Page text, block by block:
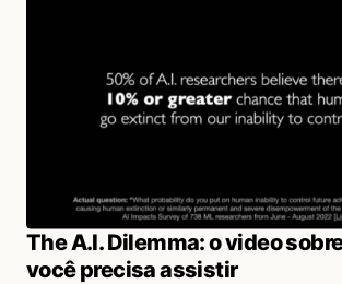
The A.I. Dilemma: o video
você precisa assistir